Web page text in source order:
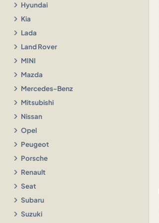
chevron_right Hyundai
chevron_right Kia
chevron_right Lada
chevron_right Land Rover
chevron_right MINI
chevron_right Mazda
chevron_right Mercedes-Benz
chevron_right Mitsubishi
chevron_right Nissan
chevron_right Opel
chevron_right Peugeot
chevron_right Porsche
chevron_right Renault
chevron_right Seat
chevron_right Subaru
chevron_right Suzuki